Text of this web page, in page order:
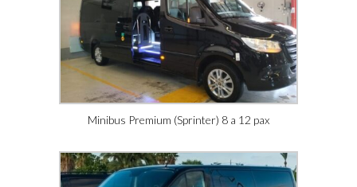
Minibus Premium (Sprinter) 8 a 12 pax